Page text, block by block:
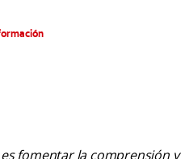
fomentar la comprensión y